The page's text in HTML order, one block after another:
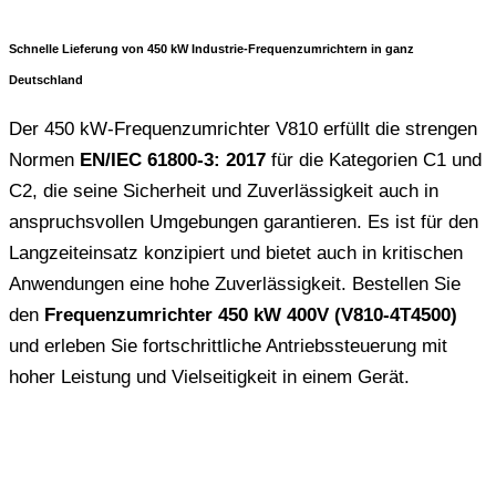
Schnelle Lieferung von 450 kW Industrie-Frequenzumrichtern in ganz
Deutschland
Der 450 kW-Frequenzumrichter V810 erfüllt die strengen
Normen EN/IEC 61800-3: 2017 für die Kategorien C1 und
C2, die seine Sicherheit und Zuverlässigkeit auch in
anspruchsvollen Umgebungen garantieren. Es ist für den
Langzeiteinsatz konzipiert und bietet auch in kritischen
Anwendungen eine hohe Zuverlässigkeit. Bestellen Sie
den Frequenzumrichter 450 kW 400V (V810-4T4500)
und erleben Sie fortschrittliche Antriebssteuerung mit
hoher Leistung und Vielseitigkeit in einem Gerät.